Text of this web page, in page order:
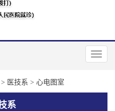
> 医技系 > 心电图室
系